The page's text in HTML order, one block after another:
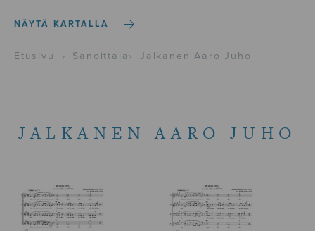
NÄYTÄ KARTALLA
Etusivu › Sanoittaja › Jalkanen Aaro Juho
JALKANEN AARO JUHO